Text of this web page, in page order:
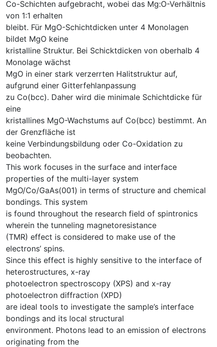
Co-Schichten aufgebracht, wobei das Mg:O-Verhältnis
von 1:1 erhalten
bleibt. Für MgO-Schichtdicken unter 4 Monolagen
bildet MgO keine
kristalline Struktur. Bei Schicktdicken von oberhalb 4
Monolage wächst
MgO in einer stark verzerrten Halitstruktur auf,
aufgrund einer Gitterfehlanpassung
zu Co(bcc). Daher wird die minimale Schichtdicke für
eine
kristallines MgO-Wachstums auf Co(bcc) bestimmt. An
der Grenzfläche ist
keine Verbindungsbildung oder Co-Oxidation zu
beobachten.
This work focuses in the surface and interface
properties of the multi-layer system
MgO/Co/GaAs(001) in terms of structure and chemical
bondings. This system
is found throughout the research field of spintronics
wherein the tunneling magnetoresistance
(TMR) effect is considered to make use of the
electrons’ spins.
Since this effect is highly sensitive to the interface of
heterostructures, x-ray
photoelectron spectroscopy (XPS) and x-ray
photoelectron diffraction (XPD)
are ideal tools to investigate the sample’s interface
bondings and its local structural
environment. Photons lead to an emission of electrons
originating from the